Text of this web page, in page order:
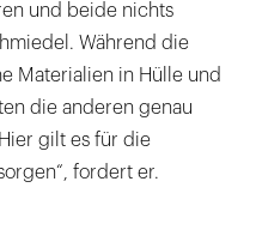
und beide nichts
Während die
Materialien in Hülle und
die anderen genau
gilt es für die
fordert er.